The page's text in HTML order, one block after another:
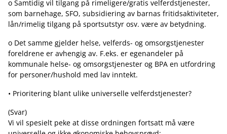
o Samtidig vil tilgang på rimeligere/gratis velferdstjenester,
som barnehage, SFO, subsidiering av barnas fritidsaktiviteter,
lån/rimelig tilgang på sportsutstyr osv. være av betydning.
o Det samme gjelder helse, velferds- og omsorgstjenester
foreldrene er avhengig av. F.eks. er egenandeler på
kommunale helse- og omsorgstjenester og BPA en utfordring
for personer/hushold med lav inntekt.
• Prioritering blant ulike universelle velferdstjenester?
(Svar)
Vi vil spesielt peke at disse ordningen fortsatt må være